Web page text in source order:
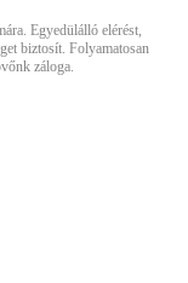
Egyedülálló elérést,
biztosít. Folyamatosan
záloga.